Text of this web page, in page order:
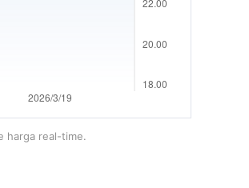
harga real-time.